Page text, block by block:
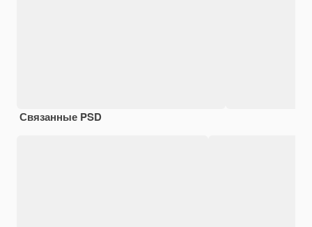
Связанные PSD